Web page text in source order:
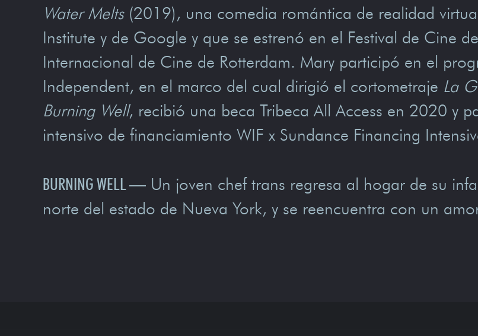
Water Melts(2019), una comedia romántica de realidad
Institute y de Google y que se estrenó en el Festival de Cine
Internacional de Cine de Rotterdam. Mary participó en el
Independent, en el marco del cual dirigió el cortometraje La
Burning Well, recibió una beca Tribeca All Access en 2020 y
intensivo de financiamiento WIF x Sundance Financing
BURNING WELL— Un joven chef trans regresa al hogar de su
norte del estado de Nueva York, y se reencuentra con un